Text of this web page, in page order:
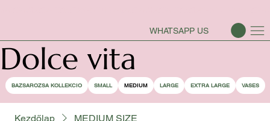
WHATSAPP US
Dolce vita
BAZSAROZSA KOLLEKCIO SMALL MEDIUM LARGE EXTRA LARGE VASES
Kezdőlap MEDIUM SIZE